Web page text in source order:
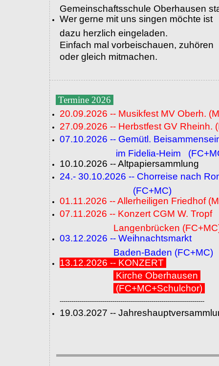
Gemeinschaftsschule Oberhausen
Wer gerne mit uns singen möchte ist
dazu herzlich eingeladen.
Einfach mal vorbeischauen, zuhören
oder gleich mitmachen.
Termine 2026
20.09.2026 -- Musikfest MV Oberh.
27.09.2026 -- Herbstfest GV Rheinh.
07.10.2026 -- Gemütl.
im Fidelia-Heim
10.10.2026 -- Altpapiersammlung
24.- 30.10.2026 -- Chorreise nach
(FC+MC)
01.11.2026 -- Allerheiligen Friedhof
07.11.2026 -- Konzert CGM W. Tropf
Langenbrücken
03.12.2026 -- Weihnachtsmarkt
Baden-Baden (FC+MC)
13.12.2026 -- KONZERT
Kirche Oberhausen
(FC+MC+Schulchor)
--------------------------------------------------------------------------
19.03.2027 --